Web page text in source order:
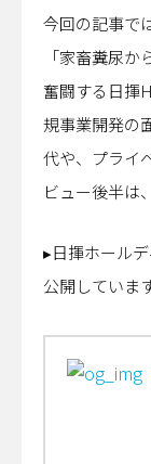
今回の記事で
「家畜糞尿
奮闘する日揮
規事業開発の
代や、プライ
ビュー後半は、
▸日揮ホール
公開しています